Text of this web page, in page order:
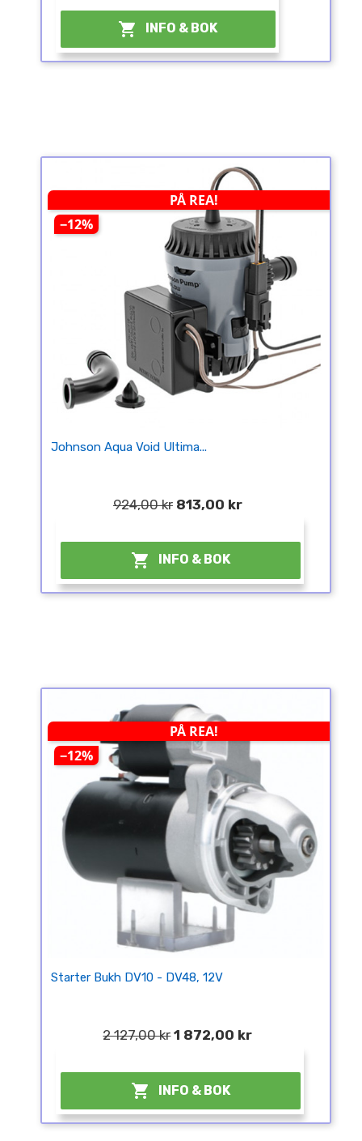
 INFO & BOK
PÅ REA!
−12%
Johnson Aqua Void Ultima...
924,00 kr 813,00 kr
 INFO & BOK
PÅ REA!
−12%
Starter Bukh DV10 - DV48, 12V
2 127,00 kr 1 872,00 kr
 INFO & BOK